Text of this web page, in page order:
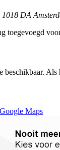
DA
toegevoegd
beschikbaar.